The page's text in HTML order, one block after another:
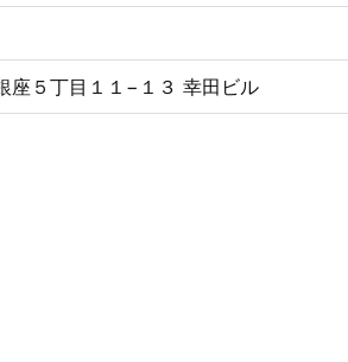
座５丁目１１−１３ 幸田ビル